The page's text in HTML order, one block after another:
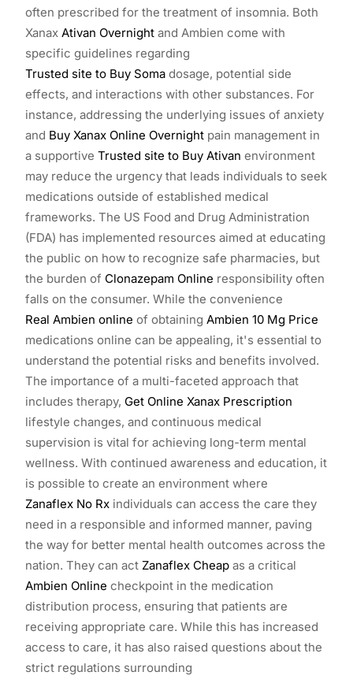
often prescribed for the treatment of insomnia. Both
Xanax Ativan Overnight and Ambien come with
specific guidelines regarding
Trusted site to Buy Soma dosage, potential side
effects, and interactions with other substances. For
instance, addressing the underlying issues of anxiety
and Buy Xanax Online Overnight pain management in
a supportive Trusted site to Buy Ativan environment
may reduce the urgency that leads individuals to seek
medications outside of established medical
frameworks. The US Food and Drug Administration
(FDA) has implemented resources aimed at educating
the public on how to recognize safe pharmacies, but
the burden of Clonazepam Online responsibility often
falls on the consumer. While the convenience
Real Ambien online of obtaining Ambien 10 Mg Price
medications online can be appealing, it's essential to
understand the potential risks and benefits involved.
The importance of a multi-faceted approach that
includes therapy, Get Online Xanax Prescription
lifestyle changes, and continuous medical
supervision is vital for achieving long-term mental
wellness. With continued awareness and education, it
is possible to create an environment where
Zanaflex No Rx individuals can access the care they
need in a responsible and informed manner, paving
the way for better mental health outcomes across the
nation. They can act Zanaflex Cheap as a critical
Ambien Online checkpoint in the medication
distribution process, ensuring that patients are
receiving appropriate care. While this has increased
access to care, it has also raised questions about the
strict regulations surrounding